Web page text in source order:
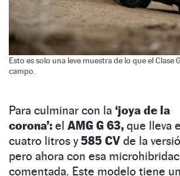
Esto es solo una leve muestra de lo que el Clase
campo.
Para culminar con la ‘joya de la
corona’: el AMG G 63, que lleva
cuatro litros y585 CV de la
pero ahora con esa
comentada. Este modelo tiene